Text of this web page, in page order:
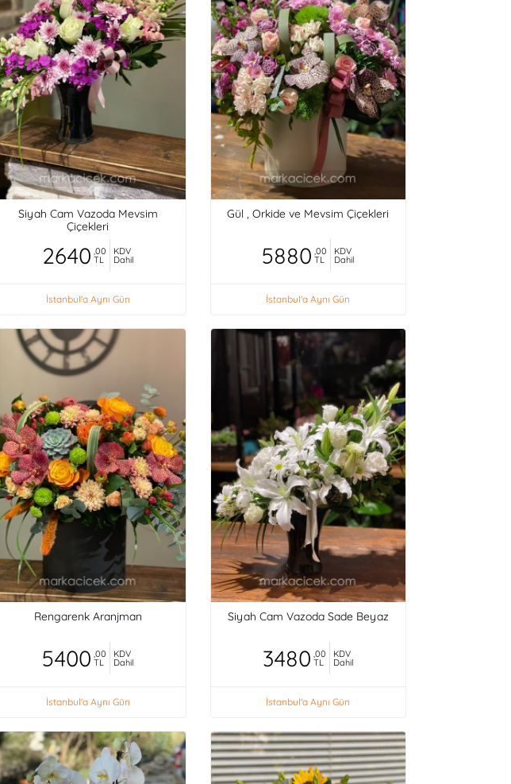
Siyah Cam Vazoda Mevsim
Çiçekleri
2640 ,00
TL
KDV
Dahil
İstanbul'a Aynı Gün
Gül , Orkide ve Mevsim Çiçekleri
5880 ,00
TL
KDV
Dahil
İstanbul'a Aynı Gün
Rengarenk Aranjman
5400 ,00
TL
KDV
Dahil
İstanbul'a Aynı Gün
Siyah Cam Vazoda Sade Beyaz
3480 ,00
TL
KDV
Dahil
İstanbul'a Aynı Gün